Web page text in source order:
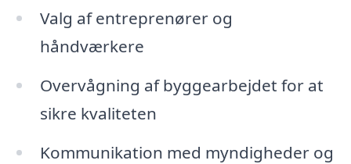
Valg af entreprenører og
håndværkere
Overvågning af byggearbejdet for at
sikre kvaliteten
Kommunikation med myndigheder og